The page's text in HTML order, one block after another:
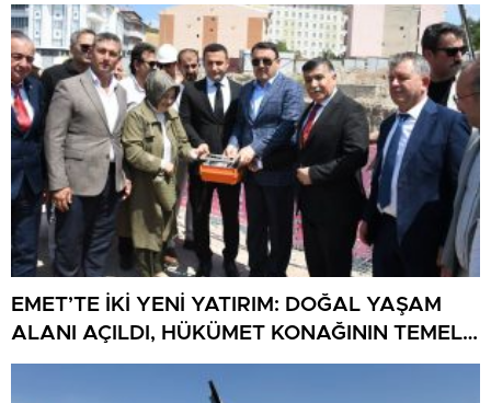
EMET’TE İKİ YENİ YATIRIM: DOĞAL YAŞAM
ALANI AÇILDI, HÜKÜMET KONAĞININ TEMELİ
ATILDI